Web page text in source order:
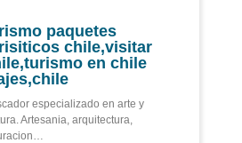
paquetes
chile,visitar
en chile
especializado en arte y
Artesania, arquitectura,